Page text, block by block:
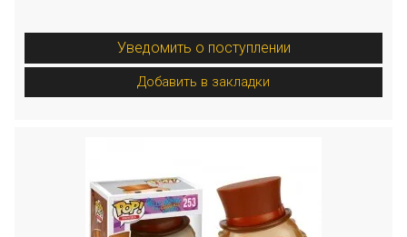
Уведомить о поступлении
Добавить в закладки